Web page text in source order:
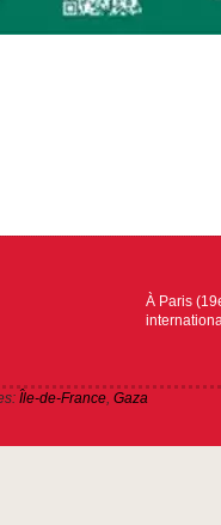
À Paris
Île-de-France, Gaza